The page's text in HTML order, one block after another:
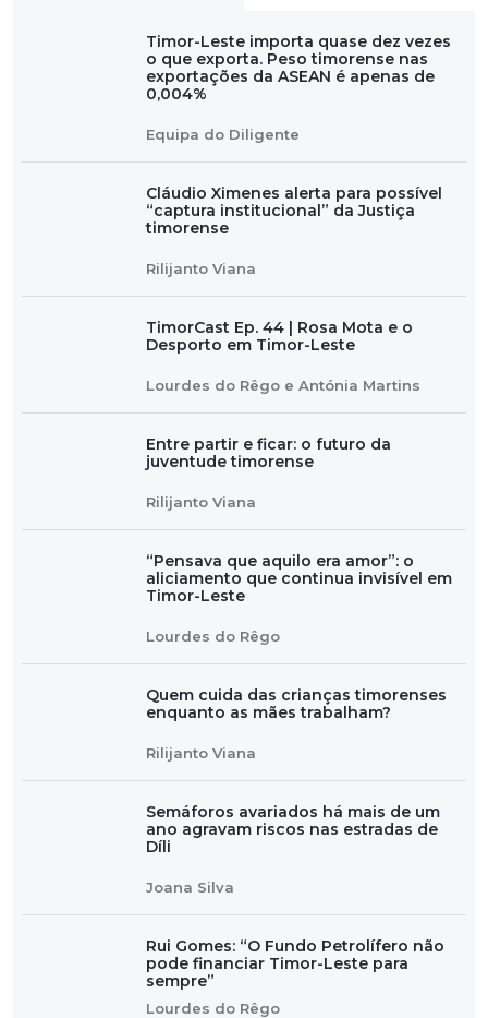
Timor-Leste importa quase dez vezes
o que exporta. Peso timorense nas
exportações da ASEAN é apenas de
0,004%
Equipa do Diligente
Cláudio Ximenes alerta para possível
“captura institucional” da Justiça
timorense
Rilijanto Viana
TimorCast Ep. 44 | Rosa Mota e o
Desporto em Timor-Leste
Lourdes do Rêgo e Antónia Martins
Entre partir e ficar: o futuro da
juventude timorense
Rilijanto Viana
“Pensava que aquilo era amor”: o
aliciamento que continua invisível em
Timor-Leste
Lourdes do Rêgo
Quem cuida das crianças timorenses
enquanto as mães trabalham?
Rilijanto Viana
Semáforos avariados há mais de um
ano agravam riscos nas estradas de
Díli
Joana Silva
Rui Gomes: “O Fundo Petrolífero não
pode financiar Timor-Leste para
sempre”
Lourdes do Rêgo